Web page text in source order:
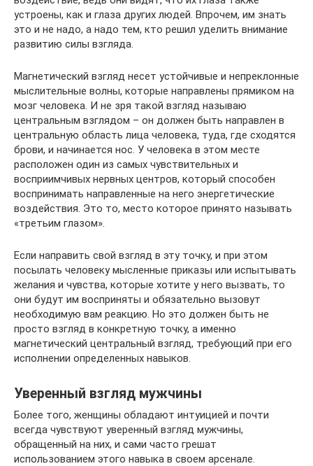
устроены, как и глаза других людей. Впрочем, им знать
это и не надо, а надо тем, кто решил уделить внимание
развитию силы взгляда.
Магнетический взгляд несет устойчивые и непреклонные
мыслительные волны, которые направлены прямиком на
мозг человека. И не зря такой взгляд называю
центральным взглядом – он должен быть направлен в
центральную область лица человека, туда, где сходятся
брови, и начинается нос. У человека в этом месте
расположен один из самых чувствительных и
восприимчивых нервных центров, который способен
воспринимать направленные на него энергетические
воздействия. Это то, место которое принято называть
«третьим глазом».
Если направить свой взгляд в эту точку, и при этом
посылать человеку мысленные приказы или испытывать
желания и чувства, которые хотите у него вызвать, то
они будут им восприняты и обязательно вызовут
необходимую вам реакцию. Но это должен быть не
просто взгляд в конкретную точку, а именно
магнетический центральный взгляд, требующий при его
исполнении определенных навыков.
Уверенный взгляд мужчины
Более того, женщины обладают интуицией и почти
всегда чувствуют уверенный взгляд мужчины,
обращенный на них, и сами часто грешат
использованием этого навыка в своем арсенале.